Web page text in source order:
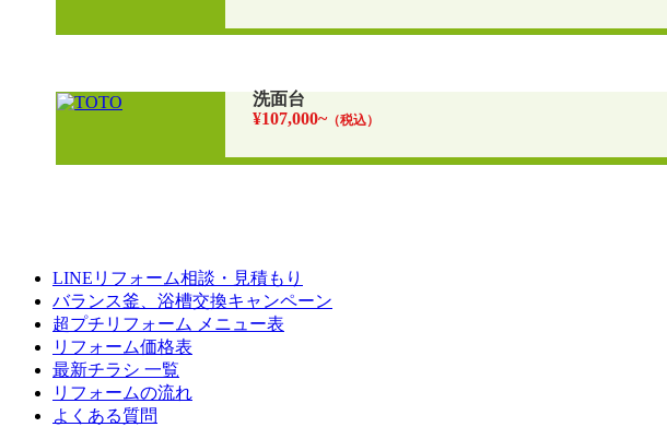
洗面台
¥107,000~（税込）
LINEリフォーム相談・見積もり
バランス釜、浴槽交換キャンペーン
超プチリフォーム メニュー表
リフォーム価格表
最新チラシ 一覧
リフォームの流れ
よくある質問